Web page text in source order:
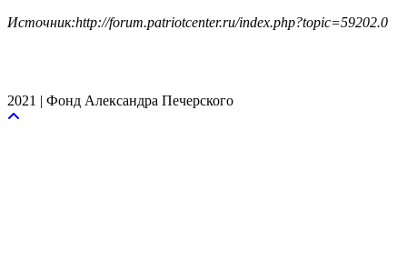
Источник:http://forum.patriotcenter.ru/index.php?topic=59202.0
2021 | Фонд Александра Печерского